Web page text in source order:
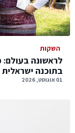
השקות
בתוכנה
01 אוגוסט, 2026